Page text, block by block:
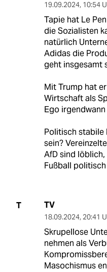
19.09.2024, 10:54
Tapie hat Le
die Sozialisten
natürlich
Adidas die
geht insgesamt
Mit Trump hat
Wirtschaft als
Ego
Politisch stabile
sein?
AfD sind
Fußball
T TV
18.09.2024, 20:41
Skrupellose
nehmen als
Masochismus